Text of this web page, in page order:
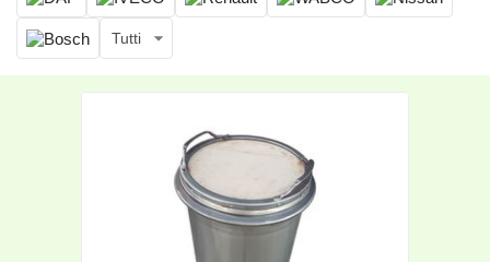
Tutti